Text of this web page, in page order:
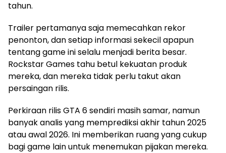
tahun.
Trailer pertamanya saja memecahkan rekor
penonton, dan setiap informasi sekecil apapun
tentang game ini selalu menjadi berita besar.
Rockstar Games tahu betul kekuatan produk
mereka, dan mereka tidak perlu takut akan
persaingan rilis.
Perkiraan rilis GTA 6 sendiri masih samar, namun
banyak analis yang memprediksi akhir tahun 2025
atau awal 2026. Ini memberikan ruang yang cukup
bagi game lain untuk menemukan pijakan mereka.